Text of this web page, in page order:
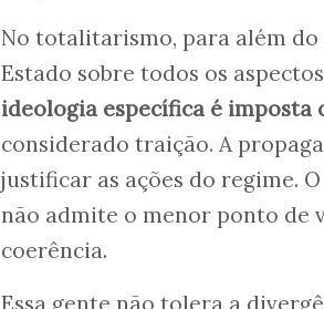
No totalitarismo, para além
Estado sobre todos os
ideologia específica é imposta
considerado traição. A
justificar as ações do regime.
não admite o menor ponto de
coerência.